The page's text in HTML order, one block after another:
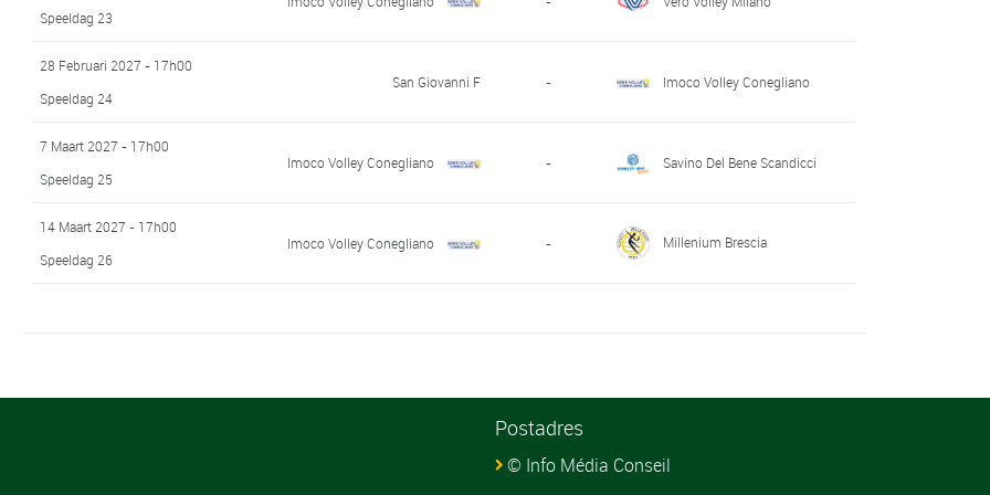
Speeldag 23
28 Februari 2027 - 17h00
Speeldag 24
San Giovanni F - Imoco Volley Conegliano
7 Maart 2027 - 17h00
Speeldag 25
Imoco Volley Conegliano - Savino Del Bene Scandicci
14 Maart 2027 - 17h00
Speeldag 26
Imoco Volley Conegliano - Millenium Brescia
Postadres
© Info Média Conseil